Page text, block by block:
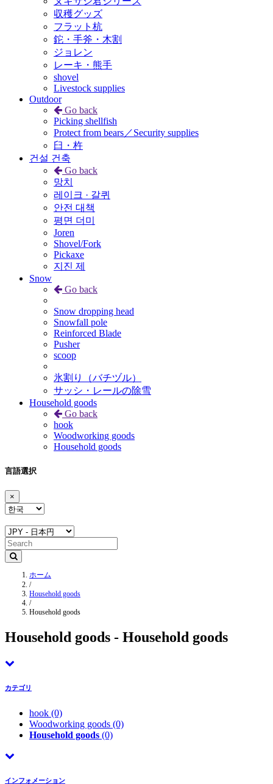
収穫グッズ
フラット杭
鉈・手斧・木割
ジョレン
レーキ・熊手
shovel
Livestock supplies
Outdoor
Go back
Picking shellfish
Protect from bears／Security supplies
臼・杵
건설 건축
Go back
망치
레이크 · 갈퀴
안전 대책
평면 더미
Joren
Shovel/Fork
Pickaxe
지진 제
Snow
Go back
Snow dropping head
Snowfall pole
Reinforced Blade
Pusher
scoop
氷割り（バチヅル）
サッシ・レールの除雪
Household goods
Go back
hook
Woodworking goods
Household goods
言語選択
×
ホーム
/
Household goods
/
Household goods
Household goods - Household goods
カテゴリ
hook (0)
Woodworking goods (0)
Household goods (0)
インフォメーション